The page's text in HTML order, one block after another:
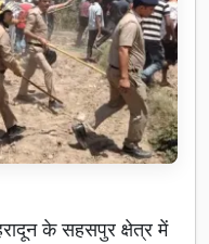
के सहसपुर क्षेत्र में